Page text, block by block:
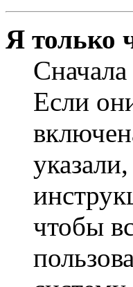
Я только
Если
чтобы